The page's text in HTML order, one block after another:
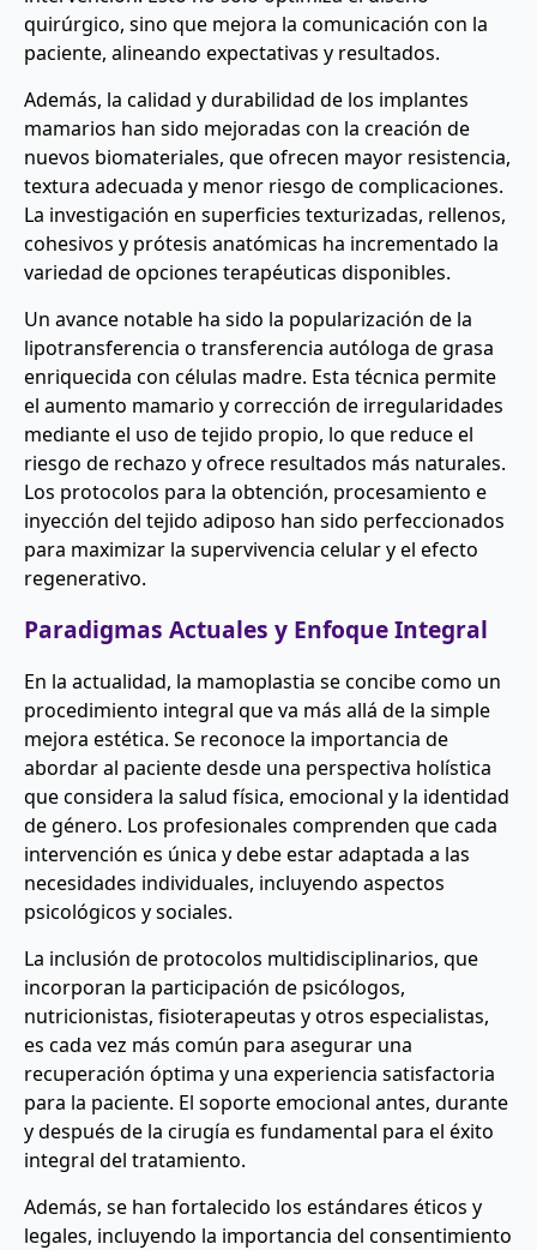
quirúrgico, sino que mejora la comunicación con la
paciente, alineando expectativas y resultados.
Además, la calidad y durabilidad de los implantes
mamarios han sido mejoradas con la creación de
nuevos biomateriales, que ofrecen mayor resistencia,
textura adecuada y menor riesgo de complicaciones.
La investigación en superficies texturizadas, rellenos,
cohesivos y prótesis anatómicas ha incrementado la
variedad de opciones terapéuticas disponibles.
Un avance notable ha sido la popularización de la
lipotransferencia o transferencia autóloga de grasa
enriquecida con células madre. Esta técnica permite
el aumento mamario y corrección de irregularidades
mediante el uso de tejido propio, lo que reduce el
riesgo de rechazo y ofrece resultados más naturales.
Los protocolos para la obtención, procesamiento e
inyección del tejido adiposo han sido perfeccionados
para maximizar la supervivencia celular y el efecto
regenerativo.
Paradigmas Actuales y Enfoque Integral
En la actualidad, la mamoplastia se concibe como un
procedimiento integral que va más allá de la simple
mejora estética. Se reconoce la importancia de
abordar al paciente desde una perspectiva holística
que considera la salud física, emocional y la identidad
de género. Los profesionales comprenden que cada
intervención es única y debe estar adaptada a las
necesidades individuales, incluyendo aspectos
psicológicos y sociales.
La inclusión de protocolos multidisciplinarios, que
incorporan la participación de psicólogos,
nutricionistas, fisioterapeutas y otros especialistas,
es cada vez más común para asegurar una
recuperación óptima y una experiencia satisfactoria
para la paciente. El soporte emocional antes, durante
y después de la cirugía es fundamental para el éxito
integral del tratamiento.
Además, se han fortalecido los estándares éticos y
legales, incluyendo la importancia del consentimiento